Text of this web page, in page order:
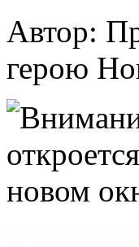
Автор:
герою